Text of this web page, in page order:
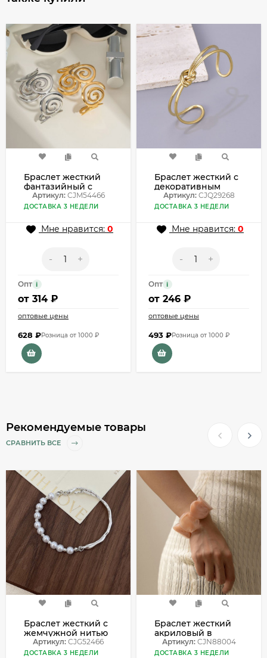
Браслет жесткий
фантазийный с
крупными
спиральными
Артикул:CJM54466
ДОСТАВКА 3 НЕДЕЛИ
Мне нравится: 0
- +
Опт i
от 314 ₽
оптовые цены
628 ₽Розница от 1000 ₽
Браслет жесткий с
декоративным
узлом и двойным
ободом CJQ29268
Артикул:CJQ29268
ДОСТАВКА 3 НЕДЕЛИ
Мне нравится: 0
- +
Опт i
от 246 ₽
оптовые цены
493 ₽Розница от 1000 ₽
Рекомендуемые товары
СРАВНИТЬ ВСЕ
Браслет жесткий с
жемчужной нитью
и металлом
CJG52466
Артикул: CJG52466
ДОСТАВКА 3 НЕДЕЛИ
Браслет жесткий
акриловый в
форме объемного
банта CJN88004
Артикул:CJN88004
ДОСТАВКА 3 НЕДЕЛИ